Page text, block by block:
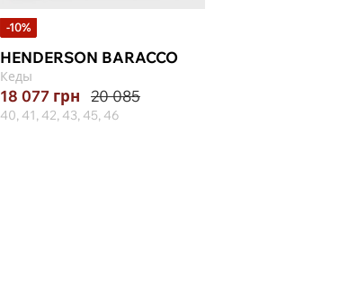
-10%
HENDERSON BARACCO
Кеды
18 077 грн 20 085
40, 41, 42, 43, 45, 46